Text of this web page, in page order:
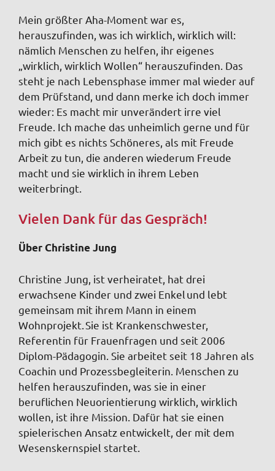
Mein größter Aha-Moment war es,
herauszufinden, was ich wirklich, wirklich will:
nämlich Menschen zu helfen, ihr eigenes
„wirklich, wirklich Wollen“ herauszufinden. Das
steht je nach Lebensphase immer mal wieder auf
dem Prüfstand, und dann merke ich doch immer
wieder: Es macht mir unverändert irre viel
Freude. Ich mache das unheimlich gerne und für
mich gibt es nichts Schöneres, als mit Freude
Arbeit zu tun, die anderen wiederum Freude
macht und sie wirklich in ihrem Leben
weiterbringt.
Vielen Dank für das Gespräch!
Über Christine Jung
Christine Jung, ist verheiratet, hat drei
erwachsene Kinder und zwei Enkel und lebt
gemeinsam mit ihrem Mann in einem
Wohnprojekt. Sie ist Krankenschwester,
Referentin für Frauenfragen und seit 2006
Diplom-Pädagogin. Sie arbeitet seit 18 Jahren als
Coachin und Prozessbegleiterin. Menschen zu
helfen herauszufinden, was sie in einer
beruflichen Neuorientierung wirklich, wirklich
wollen, ist ihre Mission. Dafür hat sie einen
spielerischen Ansatz entwickelt, der mit dem
Wesenskernspiel startet.